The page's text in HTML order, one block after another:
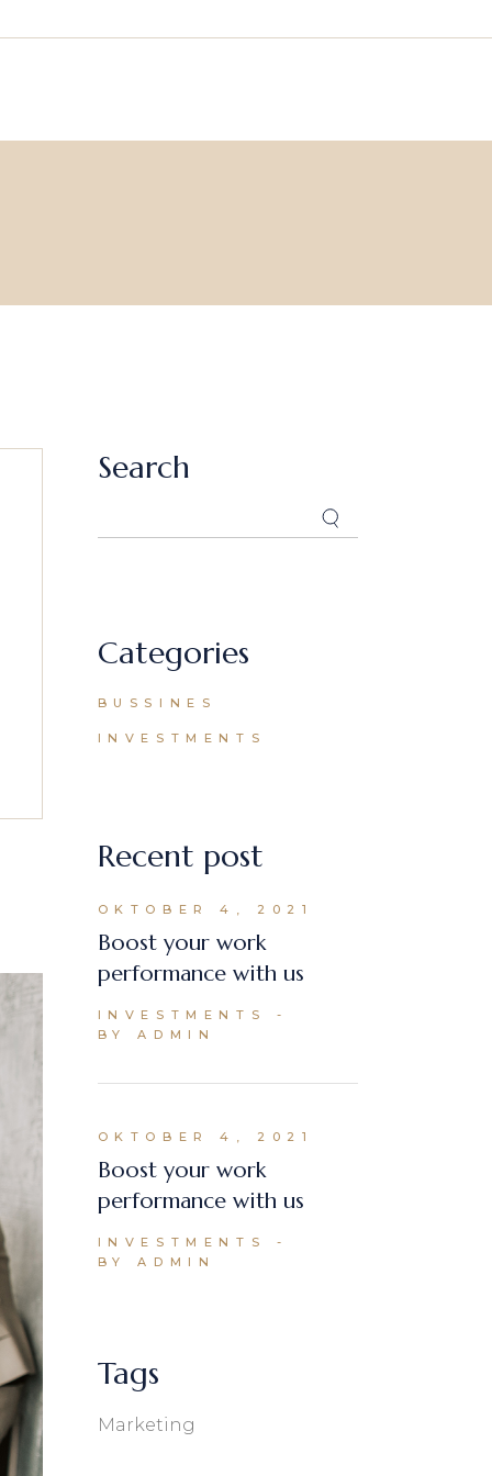
Search
Categories
BUSSINES
INVESTMENTS
Recent post
OKTOBER 4, 2021
Boost your work
performance with us
INVESTMENTS
BY ADMIN
OKTOBER 4, 2021
Boost your work
performance with us
INVESTMENTS
BY ADMIN
Tags
Marketing